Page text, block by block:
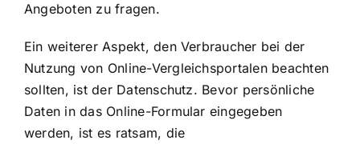
Angeboten zu fragen.
Ein weiterer Aspekt, den Verbraucher bei der
Nutzung von Online-Vergleichsportalen beachten
sollten, ist der Datenschutz. Bevor persönliche
Daten in das Online-Formular eingegeben
werden, ist es ratsam, die